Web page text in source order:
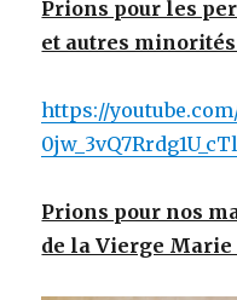
Prions pour les
et autres
https://
Prions pour nos
de la Vierge